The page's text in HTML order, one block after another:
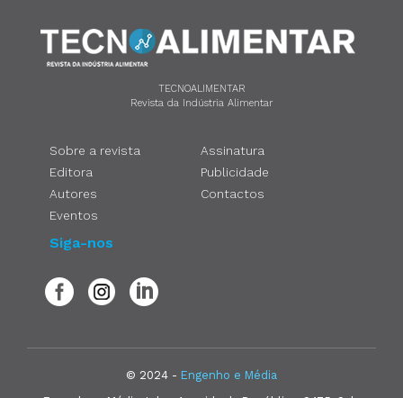
TECNOALIMENTAR
Revista da Indústria Alimentar
Sobre a revista
Editora
Autores
Eventos
Assinatura
Publicidade
Contactos
Siga-nos
© 2024 - Engenho e Média